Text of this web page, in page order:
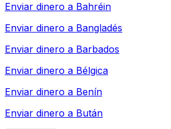
Enviar dinero a Bahréin
Enviar dinero a Bangladés
Enviar dinero a Barbados
Enviar dinero a Bélgica
Enviar dinero a Benín
Enviar dinero a Bután